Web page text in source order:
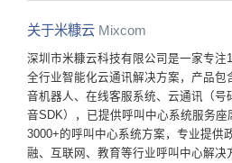
关于米糠云 Mixcom
深圳市米糠云科技有限公司是一家专注
全行业智能化云通讯解决方案，产品包
音机器人、在线客服系统、云通讯（号
音SDK），已提供呼叫中心系统服务座
3000+的呼叫中心系统方案，专业提供
融、互联网、教育等行业呼叫中心解决